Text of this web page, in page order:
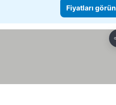
Fiyatları görün